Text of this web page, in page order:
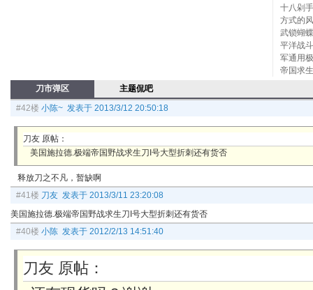
十八剁
方式的
武锁蝴
平洋战
军通用
帝国求
刀市弹区
主题侃吧
#42楼 小陈~ 发表于 2013/3/12 20:50:18
刀友 原帖：
美国施拉德.极端帝国野战求生刀I号大型折刺还有货否
释放刀之不凡，暂缺啊
#41楼 刀友 发表于 2013/3/11 23:20:08
美国施拉德.极端帝国野战求生刀I号大型折刺还有货否
#40楼 小陈 发表于 2012/2/13 14:51:40
刀友 原帖：